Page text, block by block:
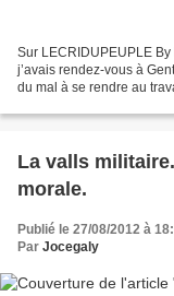
Sur LECRIDUPEUPLE
j’avais rendez-vous à
du mal à se rendre au
La valls
morale.
Publié le 27/08/2012 à
Par Jocegaly